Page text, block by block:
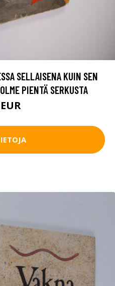
SELLAISENA KUIN SEN
PIENTÄ SERKUSTA